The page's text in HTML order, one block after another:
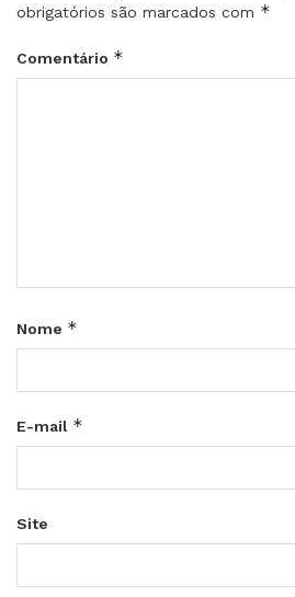
obrigatórios são marcados com *
Comentário *
Nome *
E-mail *
Site